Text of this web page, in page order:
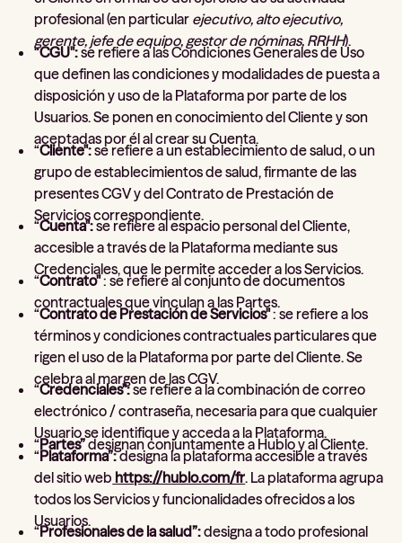
profesional (en particular ejecutivo, alto ejecutivo,
gerente, jefe de equipo, gestor de nóminas, RRHH).
“CGU":se refiere a las Condiciones Generales de Uso
que definen las condiciones y modalidades de puesta a
disposición y uso de la Plataforma por parte de los
Usuarios. Se ponen en conocimiento del Cliente y son
aceptadas por él al crear su Cuenta.
“Cliente":se refiere a un establecimiento de salud, o un
grupo de establecimientos de salud, firmante de las
presentes CGV y del Contrato de Prestación de
Servicios correspondiente.
“Cuenta":se refiere al espacio personal del Cliente,
accesible a través de la Plataforma mediante sus
Credenciales, que le permite acceder a los Servicios.
“Contrato": se refiere al conjunto de documentos
contractuales que vinculan a las Partes.
“Contrato de Prestación de Servicios": se refiere a los
términos y condiciones contractuales particulares que
rigen el uso de la Plataforma por parte del Cliente. Se
celebra al margen de las CGV.
“Credenciales":se refiere a la combinación de correo
electrónico / contraseña, necesaria para que cualquier
Usuario se identifique y acceda a la Plataforma.
“Partes”designan conjuntamente a Hublo y al Cliente.
“Plataforma”:designa la plataforma accesible a través
del sitio web https://hublo.com/fr. La plataforma agrupa
todos los Servicios y funcionalidades ofrecidos a los
Usuarios.
“Profesionales de la salud”:designa a todo profesional